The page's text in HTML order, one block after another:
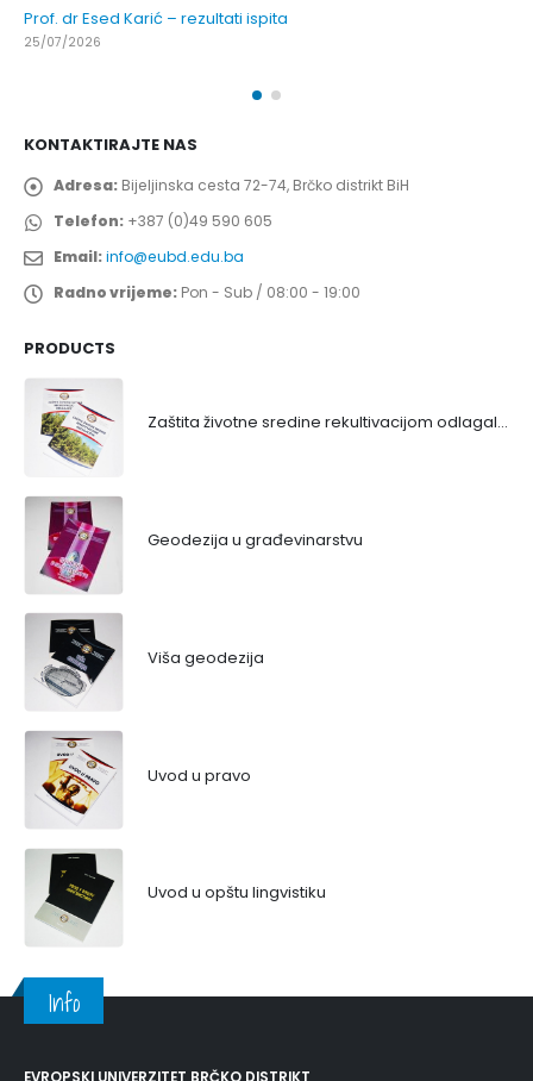
Prof. dr Esed Karić – rezultati ispita
25/07/2026
KONTAKTIRAJTE NAS
Adresa: Bijeljinska cesta 72-74, Brčko distrikt BiH
Telefon: +387 (0)49 590 605
Email:info@eubd.edu.ba
Radno vrijeme: Pon - Sub / 08:00 - 19:00
PRODUCTS
Zaštita životne sredine rekultivacijom odlagališta
Geodezija u građevinarstvu
Viša geodezija
Uvod u pravo
Uvod u opštu lingvistiku
Info
EVROPSKI UNIVERZITET BRČKO DISTRIKT